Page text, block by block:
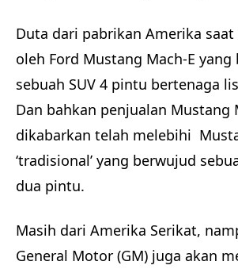
Duta dari pabrikan Amerika
oleh Ford Mustang Mach-E yang
sebuah SUV 4 pintu bertenaga
Dan bahkan penjualan Mustang
dikabarkan telah melebihi
‘tradisional’ yang berwujud
dua pintu.
Masih dari Amerika Serikat,
General Motor (GM) juga akan